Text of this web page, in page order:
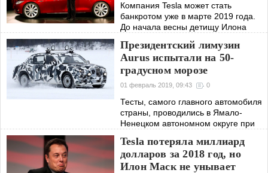
Компания Tesla может стать
банкротом уже в марте 2019 года.
До начала весны детищу Илона
более, чем в 900 миллионов
долларов.
Президентский лимузин
Aurus испытали на 50-
градусном морозе
01 февраль 2019, 09:43 0
Тесты, самого главного автомобиля
страны, проводились в Ямало-
Ненецком автономном округе при
ниже нуля по Цельсию.
Aurus отлично справился с
испытаниями.
Tesla потеряла миллиард
долларов за 2018 год, но
Илон Маск не унывает